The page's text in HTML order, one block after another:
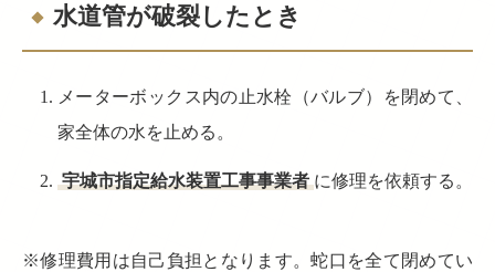
水道管が破裂したとき
メーターボックス内の止水栓（バルブ）を閉めて、
家全体の水を止める。
宇城市指定給水装置工事事業者 に修理を依頼する。
※修理費用は自己負担となります。蛇口を全て閉めてい